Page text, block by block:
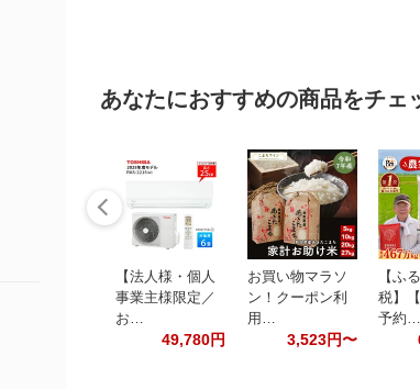
あなたにおすすめの商品をチェ
【法人様・個人
事業主様限定／
お…
49,780円
お買い物マラソ
ン！クーポン利
用…
3,523円〜
【ふ
税】
予約…